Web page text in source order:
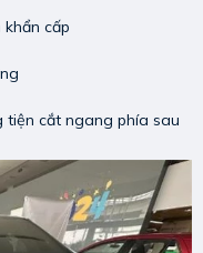
cấp
tiện cắt ngang phía sau